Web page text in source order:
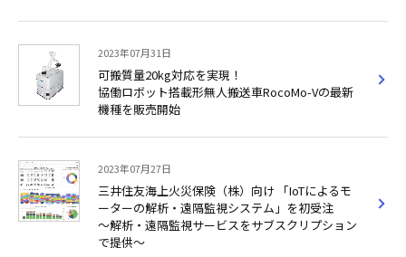
2023年07月31日
可搬質量20kg対応を実現！
協働ロボット搭載形無人搬送車RocoMo-Vの最新
機種を販売開始
2023年07月27日
三井住友海上火災保険（株）向け 「IoTによるモ
ーターの解析・遠隔監視システム」を初受注
～解析・遠隔監視サービスをサブスクリプション
で提供～